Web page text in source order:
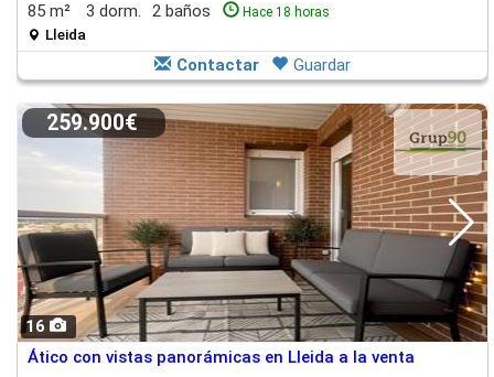
85 m² 3 dorm. 2 baños Hace 18 horas
Lleida
Contactar Guardar
16
259.900€
Ático con vistas panorámicas en Lleida a la venta